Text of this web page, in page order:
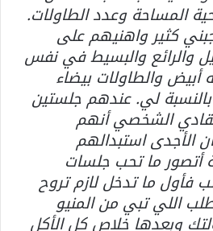
المساحة وعدد الطاولات.
كثير واهنيهم على
والرائع والبسيط في نفس
أبيض والطاولات بيضاء
لي. عندهم جلستين
الشخصي أنهم
الأجدى استبدالهم
أتصور ما تحب جلسات
فأول ما تدخل لازم تروح
اللي تبي من المنيو
وبعدها خلاص كل الأكل